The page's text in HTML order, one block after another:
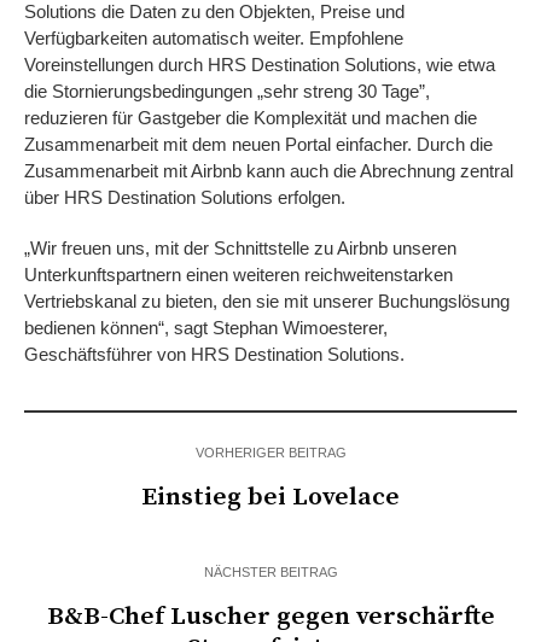
Solutions die Daten zu den Objekten, Preise und
Verfügbarkeiten automatisch weiter. Empfohlene
Voreinstellungen durch HRS Destination Solutions, wie etwa
die Stornierungsbedingungen „sehr streng 30 Tage”,
reduzieren für Gastgeber die Komplexität und machen die
Zusammenarbeit mit dem neuen Portal einfacher. Durch die
Zusammenarbeit mit Airbnb kann auch die Abrechnung zentral
über HRS Destination Solutions erfolgen.
„Wir freuen uns, mit der Schnittstelle zu Airbnb unseren
Unterkunftspartnern einen weiteren reichweitenstarken
Vertriebskanal zu bieten, den sie mit unserer Buchungslösung
bedienen können“, sagt Stephan Wimoesterer,
Geschäftsführer von HRS Destination Solutions.
VORHERIGER BEITRAG
Einstieg bei Lovelace
NÄCHSTER BEITRAG
B&B-Chef Luscher gegen verschärfte